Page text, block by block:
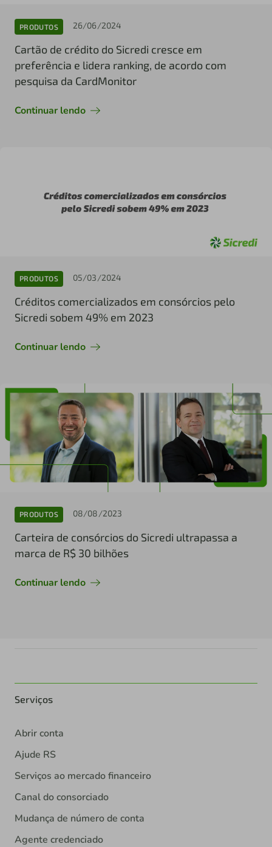
PRODUTOS 26/06/2024
Cartão de crédito do Sicredi cresce em
preferência e lidera ranking, de acordo com
pesquisa da CardMonitor
Continuar lendo
PRODUTOS 05/03/2024
Créditos comercializados em consórcios pelo
Sicredi sobem 49% em 2023
Continuar lendo
PRODUTOS 08/08/2023
Carteira de consórcios do Sicredi ultrapassa a
marca de R$ 30 bilhões
Continuar lendo
Serviços
Abrir conta
Ajude RS
Serviços ao mercado financeiro
Canal do consorciado
Mudança de número de conta
Agente credenciado